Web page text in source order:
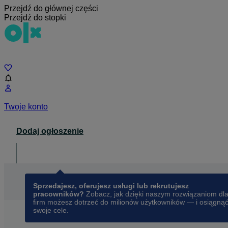
Przejdź do głównej części
Przejdź do stopki
Twoje konto
Dodaj ogłoszenie
Sprzedajesz, oferujesz usługi lub rekrutujesz
pracowników? Zobacz, jak dzięki naszym rozwiązaniom dla
firm możesz dotrzeć do milionów użytkowników — i osiągnąć
swoje cele.